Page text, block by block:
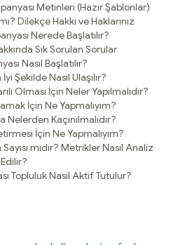
Metinleri (Hazır Şablonlar)
Dilekçe Hakkı ve Haklarınız
Nerede Başlatılır?
Sık Sorulan Sorular
Nasıl Başlatılır?
Şekilde Nasıl Ulaşılır?
Olması İçin Neler Yapılmalıdır?
İçin Ne Yapmalıyım?
Kaçınılmalıdır?
İçin Ne Yapmalıyım?
mıdır? Metrikler Nasıl Analiz
Edilir?
Topluluk Nasıl Aktif Tutulur?